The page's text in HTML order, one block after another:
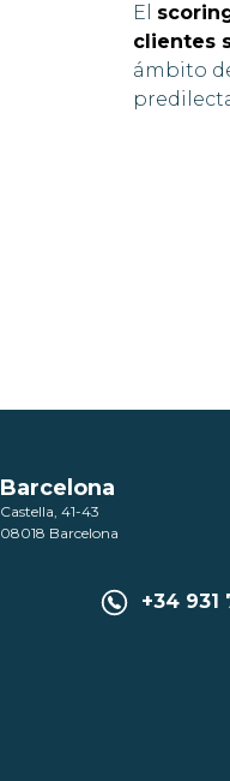
El
clientes
ámbito
Barcelona
Castella, 41-43
08018 Barcelona
+34 931